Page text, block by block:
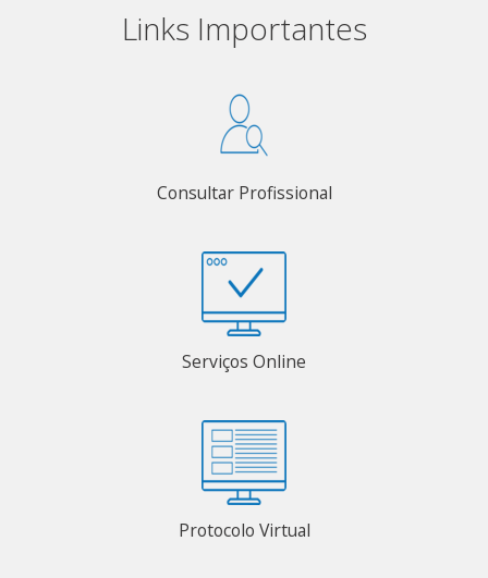
Links Importantes
Consultar Profissional
Serviços Online
Protocolo Virtual